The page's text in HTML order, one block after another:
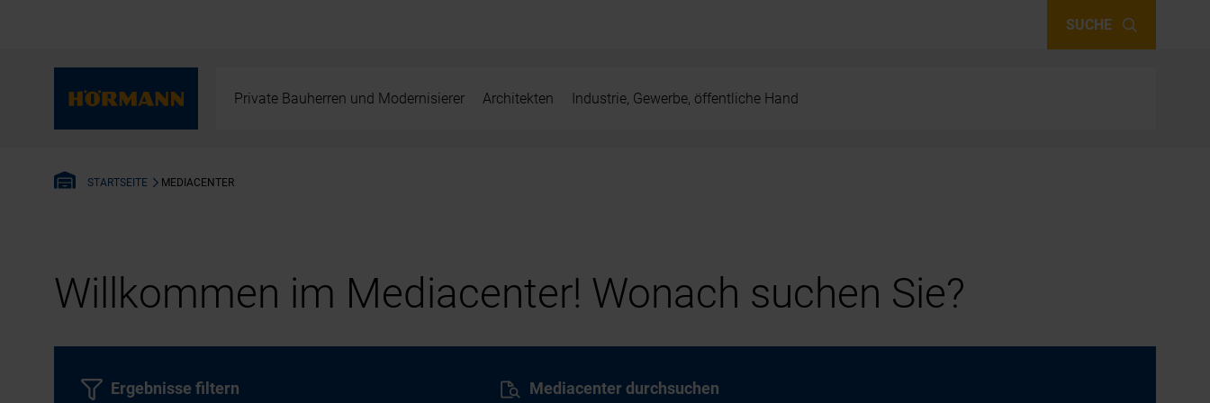
SUCHE
Private Bauherren und Modernisierer Architekten Industrie, Gewerbe, öffentliche Hand
STARTSEITE MEDIACENTER
Willkommen im Mediacenter! Wonach suchen Sie?
Mediacenter durchsuchen
Ergebnisse filtern